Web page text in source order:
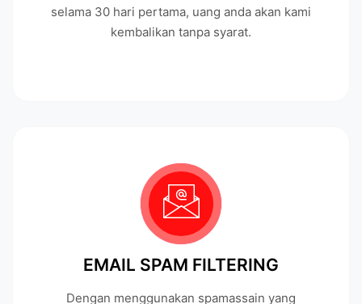
selama 30 hari pertama, uang anda akan kami
kembalikan tanpa syarat.
EMAIL SPAM FILTERING
Dengan menggunakan spamassain yang